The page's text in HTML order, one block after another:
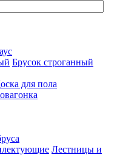
Брусок строганный
для пола
Лестницы и